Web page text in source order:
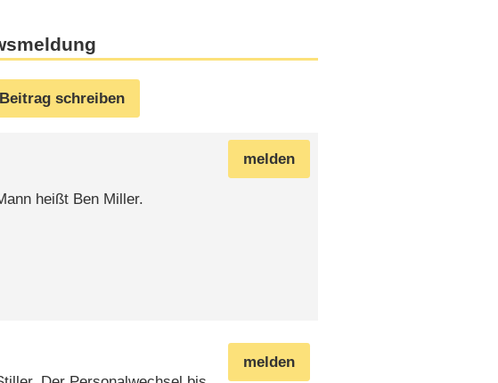
schreiben
melden
heißt Ben Miller.
melden